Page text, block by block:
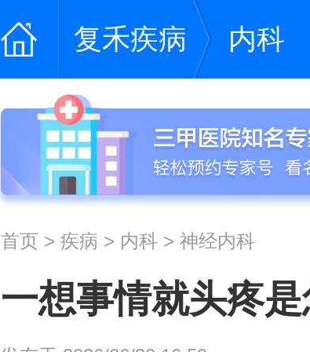
复禾疾病 内科
首页 > 疾病 > 内科 > 神经内科
一想事情就头疼